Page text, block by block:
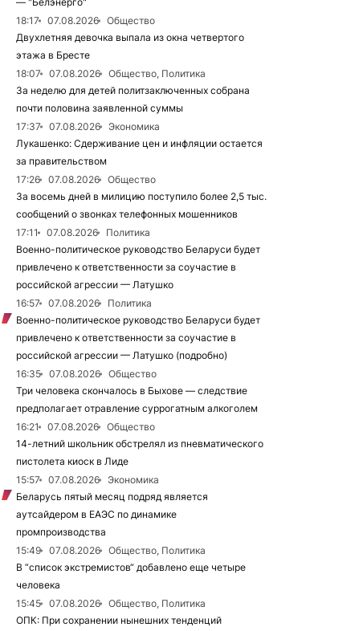
18:17
07.08.2026
Общество
Двухлетняя девочка выпала из окна четвертого
этажа в Бресте
18:07
07.08.2026
Общество, Политика
За неделю для детей политзаключенных собрана
почти половина заявленной суммы
17:37
07.08.2026
Экономика
Лукашенко: Сдерживание цен и инфляции остается
за правительством
17:26
07.08.2026
Общество
За восемь дней в милицию поступило более 2,5 тыс.
сообщений о звонках телефонных мошенников
17:11
07.08.2026
Политика
Военно-политическое руководство Беларуси будет
привлечено к ответственности за соучастие в
российской агрессии — Латушко
16:57
07.08.2026
Политика
Военно-политическое руководство Беларуси будет
привлечено к ответственности за соучастие в
российской агрессии — Латушко (подробно)
16:35
07.08.2026
Общество
Три человека скончалось в Быхове — следствие
предполагает отравление суррогатным алкоголем
16:21
07.08.2026
Общество
14-летний школьник обстрелял из пневматического
пистолета киоск в Лиде
15:57
07.08.2026
Экономика
Беларусь пятый месяц подряд является
аутсайдером в ЕАЭС по динамике
промпроизводства
15:49
07.08.2026
Общество, Политика
В “список экстремистов“ добавлено еще четыре
человека
15:45
07.08.2026
Общество, Политика
ОПК: При сохранении нынешних тенденций